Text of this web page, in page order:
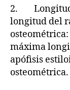
2. Longitud
longitud del
máxima
apófisis
osteométrica.